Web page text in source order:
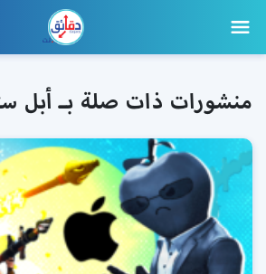
منشورات ذات صلة بـ أبل